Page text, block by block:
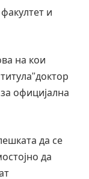
и
на кои
официјална
да се
да